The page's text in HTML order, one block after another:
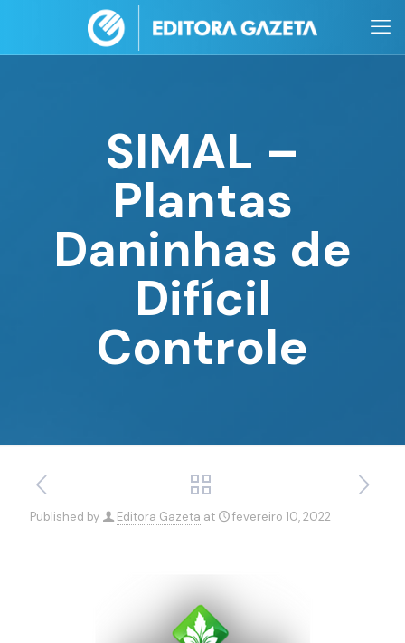
SIMAL –
Plantas
Daninhas de
Difícil
Controle
Published by Editora Gazeta at fevereiro 10, 2022